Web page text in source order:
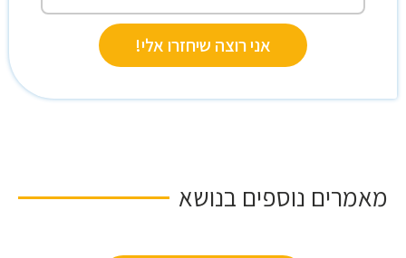
אני רוצה שיחזרו אלי!
מאמרים נוספים בנושא